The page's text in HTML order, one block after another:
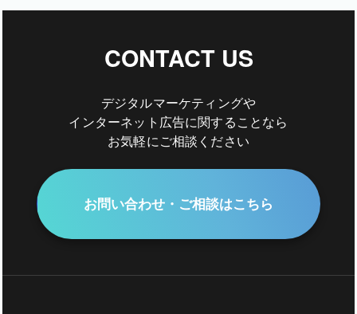
CONTACT US
デジタルマーケティングや
インターネット広告に関することなら
お気軽にご相談ください
お問い合わせ・ご相談はこちら